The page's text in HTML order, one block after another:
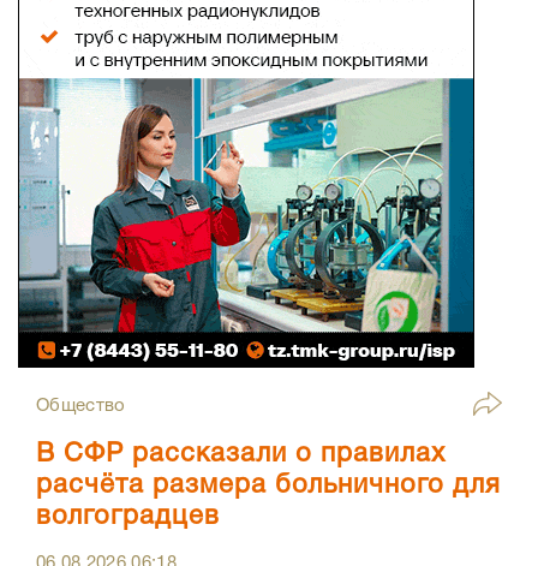
Общество
В СФР рассказали о правилах
расчёта размера больничного для
волгоградцев